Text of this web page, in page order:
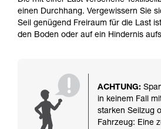
einen Durchhang. Vergewissern Sie
Seil genügend Freiraum für die Last
den Boden oder auf ein Hindernis
ACHTUNG:
in keinem Fall
starken Seilzug
Fahrzeug: Eine